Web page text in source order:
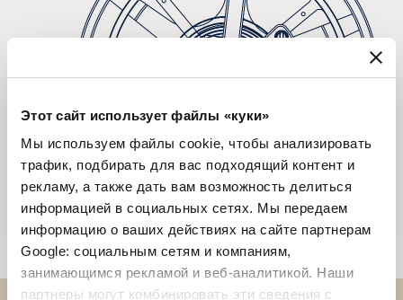
Этот сайт использует файлы «куки»
Мы используем файлы cookie, чтобы анализировать
трафик, подбирать для вас подходящий контент и
рекламу, а также дать вам возможность делиться
информацией в социальных сетях. Мы передаем
информацию о ваших действиях на сайте партнерам
Google: социальным сетям и компаниям,
занимающимся рекламой и веб-аналитикой. Наши
партнеры могут комбинировать эти сведения с